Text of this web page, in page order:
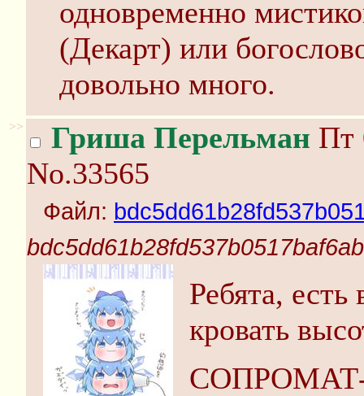
одновременно
(Декарт) или
довольно много.
>> Гриша Перельман Пт
No.33565
Файл:
Ребята,
кровать
СОПРОМАТ-